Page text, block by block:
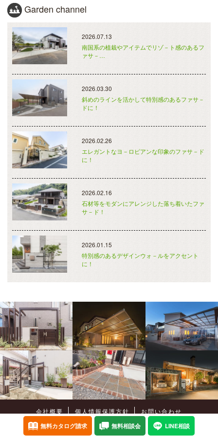
Garden channel
2026.07.13
南国系の植栽やアイテムでリゾ－ト感のあるフ
ァサ－…
2026.03.30
斜めのラインを活かして特別感のあるファサ－
ドに！
2026.02.26
エレガントなヨ－ロピアンな印象のファサ－ド
に！
2026.02.16
石材等をモダンにアレンジした落ち着いたファ
サ－ド！
2026.01.15
特別感のあるデザインウォ－ルをアクセント
に！
会社概要 個人情報保護方針
お問い合わせ
Copyright©癒樹工房All Rights Reserved.
無料カタログ請求 無料相談会 LINE相談